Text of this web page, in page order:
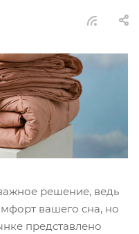
решение, ведь
вашего сна, но
представлено